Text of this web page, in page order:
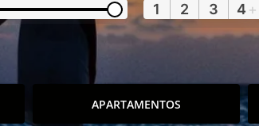
1 2 3 4 +
APARTAMENTOS